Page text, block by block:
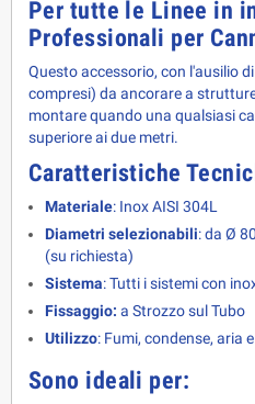
Per tutte le Linee in
Professionali per
Questo accessorio, con l'ausilio
compresi) da ancorare a
montare quando una qualsiasi
superiore ai due metri.
Caratteristiche
Materiale: Inox AISI 304L
Diametri selezionabili: da Ø
(su richiesta)
Sistema: Tutti i sistemi con
Fissaggio: a Strozzo sul Tubo
Utilizzo: Fumi, condense, aria
Sono ideali per: